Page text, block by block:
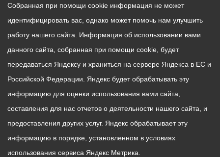
Собранная при помощи cookie информация не может
идентифицировать вас, однако может помочь нам улучшить
работу нашего сайта. Информация об использовании вами
данного сайта, собранная при помощи cookie, будет
передаваться Яндексу и храниться на сервере Яндекса в ЕС и
Российской Федерации. Яндекс будет обрабатывать эту
информацию для оценки использования вами сайта,
составления для нас отчетов о деятельности нашего сайта, и
предоставления других услуг. Яндекс обрабатывает эту
информацию в порядке, установленном в условиях
использования сервиса Яндекс Метрика.